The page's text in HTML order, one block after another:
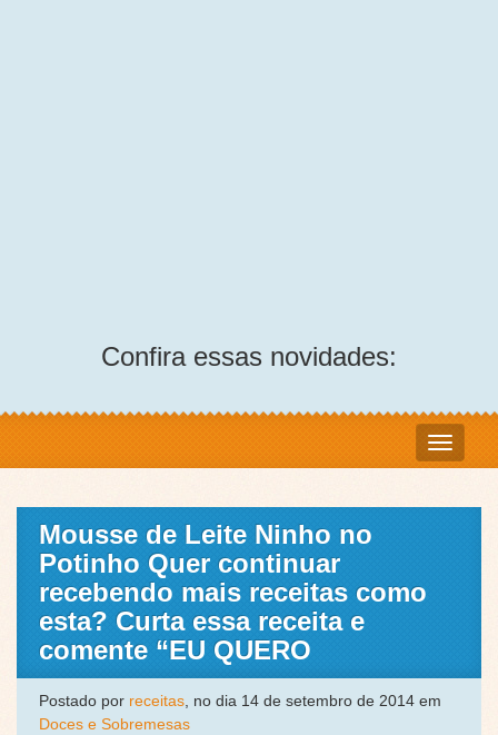
Confira essas novidades:
Mousse de Leite Ninho no
Potinho Quer continuar
recebendo mais receitas como
esta? Curta essa receita e
comente “EU QUERO
Postado por receitas, no dia 14 de setembro de 2014 em
Doces e Sobremesas